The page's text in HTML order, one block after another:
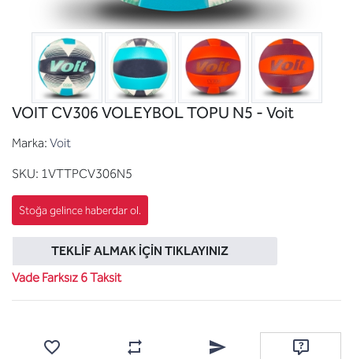
VOIT CV306 VOLEYBOL TOPU N5 - Voit
Marka: Voit
SKU: 1VTTPCV306N5
TEKLIF ALMAK İÇIN TIKLAYINIZ
Vade Farksız 6 Taksit
Karşılaştırma listesine ekleArkadaşına e-posta ile
Soru sor